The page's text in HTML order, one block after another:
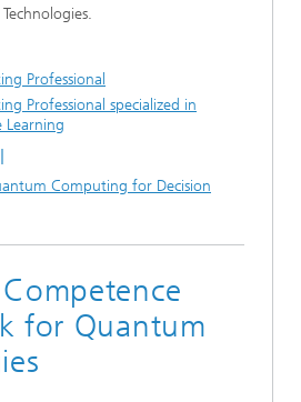
Professional
Professional specialized in
Learning
Computing for Decision
for Quantum